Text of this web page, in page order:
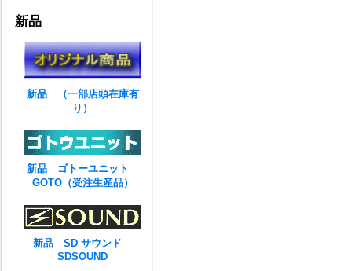
新品
新品 （一部店頭在庫有
り）
新品 ゴトーユニット
GOTO（受注生産品）
新品 SD サウンド
SDSOUND